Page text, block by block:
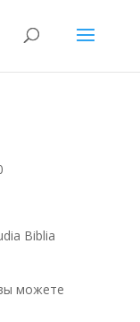
Biblia
можете